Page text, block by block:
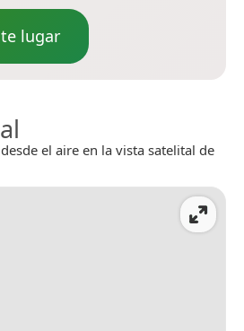
lugar
el aire en la vista satelital de